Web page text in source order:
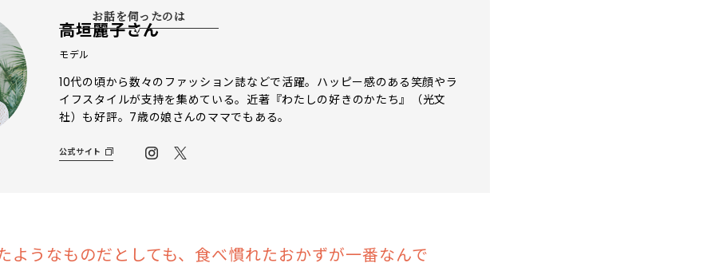
お話を伺ったのは
高垣麗子さん
モデル
10代の頃から数々のファッション誌などで活躍。ハッピー感のある笑顔やラ
イフスタイルが支持を集めている。近著『わたしの好きのかたち』（光文
社）も好評。7歳の娘さんのママでもある。
公式サイト
ようなものだとしても、食べ慣れたおかずが一番なんで